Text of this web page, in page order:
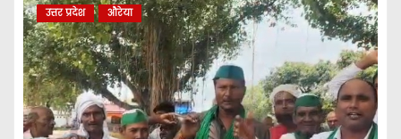
उत्तर प्रदेश औरेया